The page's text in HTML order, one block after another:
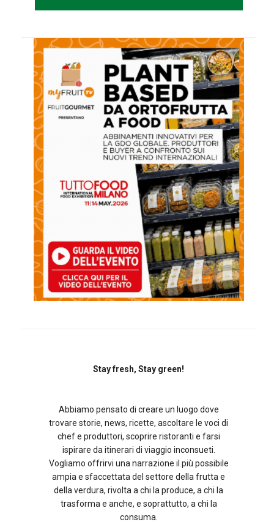
Stay fresh, Stay green!
Abbiamo pensato di creare un luogo dove
trovare storie, news, ricette, ascoltare le voci di
chef e produttori, scoprire ristoranti e farsi
ispirare da itinerari di viaggio inconsueti.
Vogliamo offrirvi una narrazione il più possibile
ampia e sfaccettata del settore della frutta e
della verdura, rivolta a chi la produce, a chi la
trasforma e anche, e soprattutto, a chi la
consuma.